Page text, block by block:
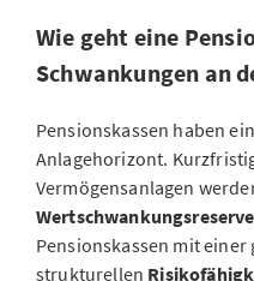
Wie geht eine
Schwankungen an
Pensionskassen haben
Anlagehorizont.
Vermögensanlagen
Pensionskassen mit
strukturellen